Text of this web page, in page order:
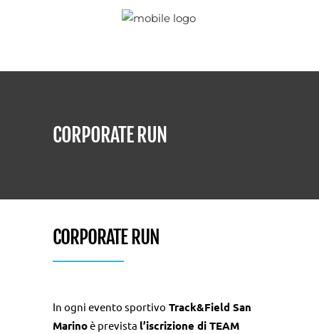
CORPORATE RUN
CORPORATE RUN
In ogni evento sportivo Track&Field San
Marinoè prevista l’iscrizione di TEAM